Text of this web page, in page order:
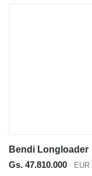
Bendi Longloader
Gs. 47.810.000
EUR